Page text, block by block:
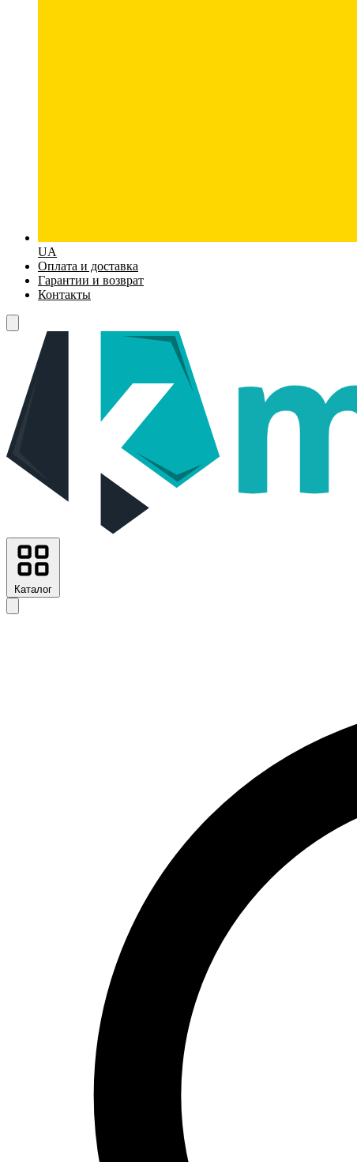
UA
Оплата и доставка
Гарантии и возврат
Контакты
Каталог